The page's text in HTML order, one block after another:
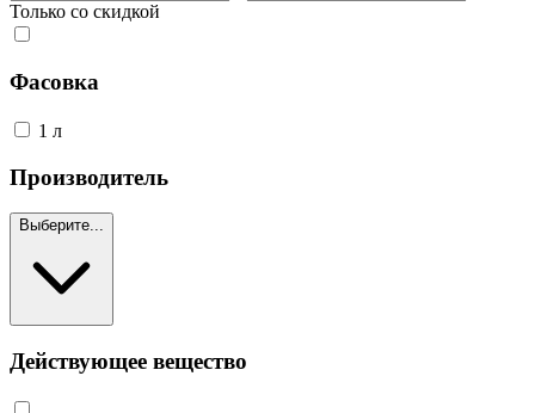
Только со скидкой
Фасовка
1 л
Производитель
Выберите...
Действующее вещество